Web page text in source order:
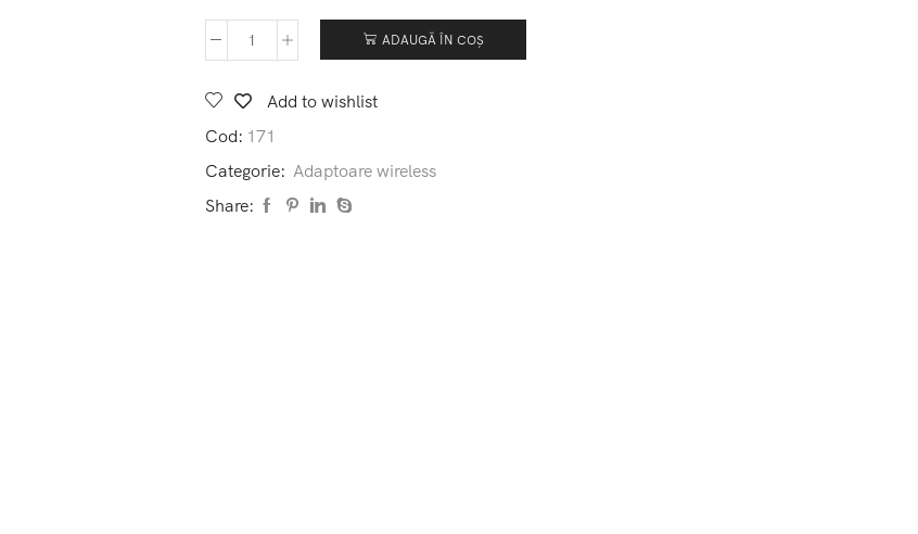
Cantitate
bluetooth
pe
pentru
PC
ADAUGĂ ÎN COȘ
Add to wishlist
Cod: 171
Categorie: Adaptoare wireless
Share: